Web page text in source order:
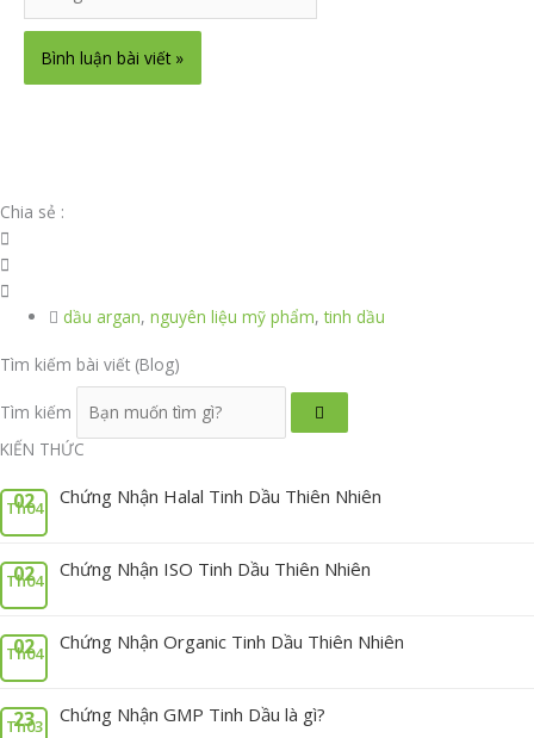
Chia sẻ :
dầu argan,nguyên liệu mỹ phẩm,tinh dầu
Tìm kiếm bài viết (Blog)
Tìm kiếm
KIẾN THỨC
02
Th04 Chứng Nhận Halal Tinh Dầu Thiên Nhiên
02
Th04 Chứng Nhận ISO Tinh Dầu Thiên Nhiên
02
Th04 Chứng Nhận Organic Tinh Dầu Thiên Nhiên
23
Th03 Chứng Nhận GMP Tinh Dầu là gì?